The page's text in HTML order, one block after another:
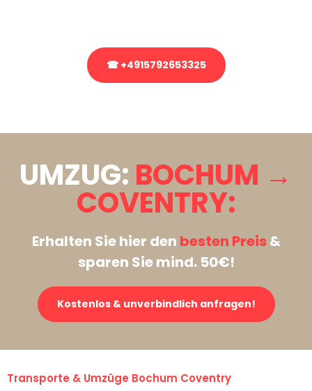
☎ +4915792653325
UMZUG: BOCHUM →
COVENTRY:
Erhalten Sie hier den besten Preis&
sparen Sie mind. 50€!
Kostenlos & unverbindlich anfragen!
Transporte & Umzüge Bochum Coventry